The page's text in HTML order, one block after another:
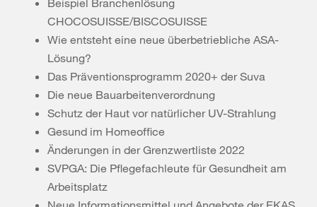
Beispiel Branchenlösung
CHOCOSUISSE/BISCOSUISSE
Wie entsteht eine neue überbetriebliche ASA-
Lösung?
Das Präventionsprogramm 2020+ der Suva
Die neue Bauarbeitenverordnung
Schutz der Haut vor natürlicher UV-Strahlung
Gesund im Homeoffice
Änderungen in der Grenzwertliste 2022
SVPGA: Die Pflegefachleute für Gesundheit am
Arbeitsplatz